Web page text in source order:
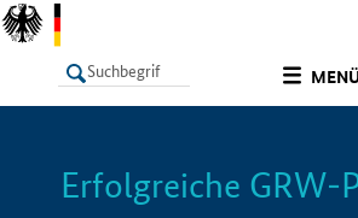
LISTE
Erfolgreiche GRW-